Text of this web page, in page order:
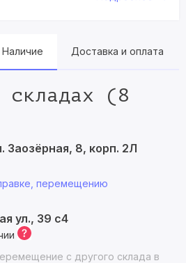
Наличие Доставка и оплата
складах (8
Заозёрная, 8, корп. 2Л
перемещению
ул., 39 с4
с другого склада в